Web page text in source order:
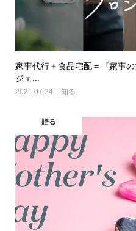
家事代行＋食品宅配＝『家事
ジェ...
2021.07.24 知る
贈る